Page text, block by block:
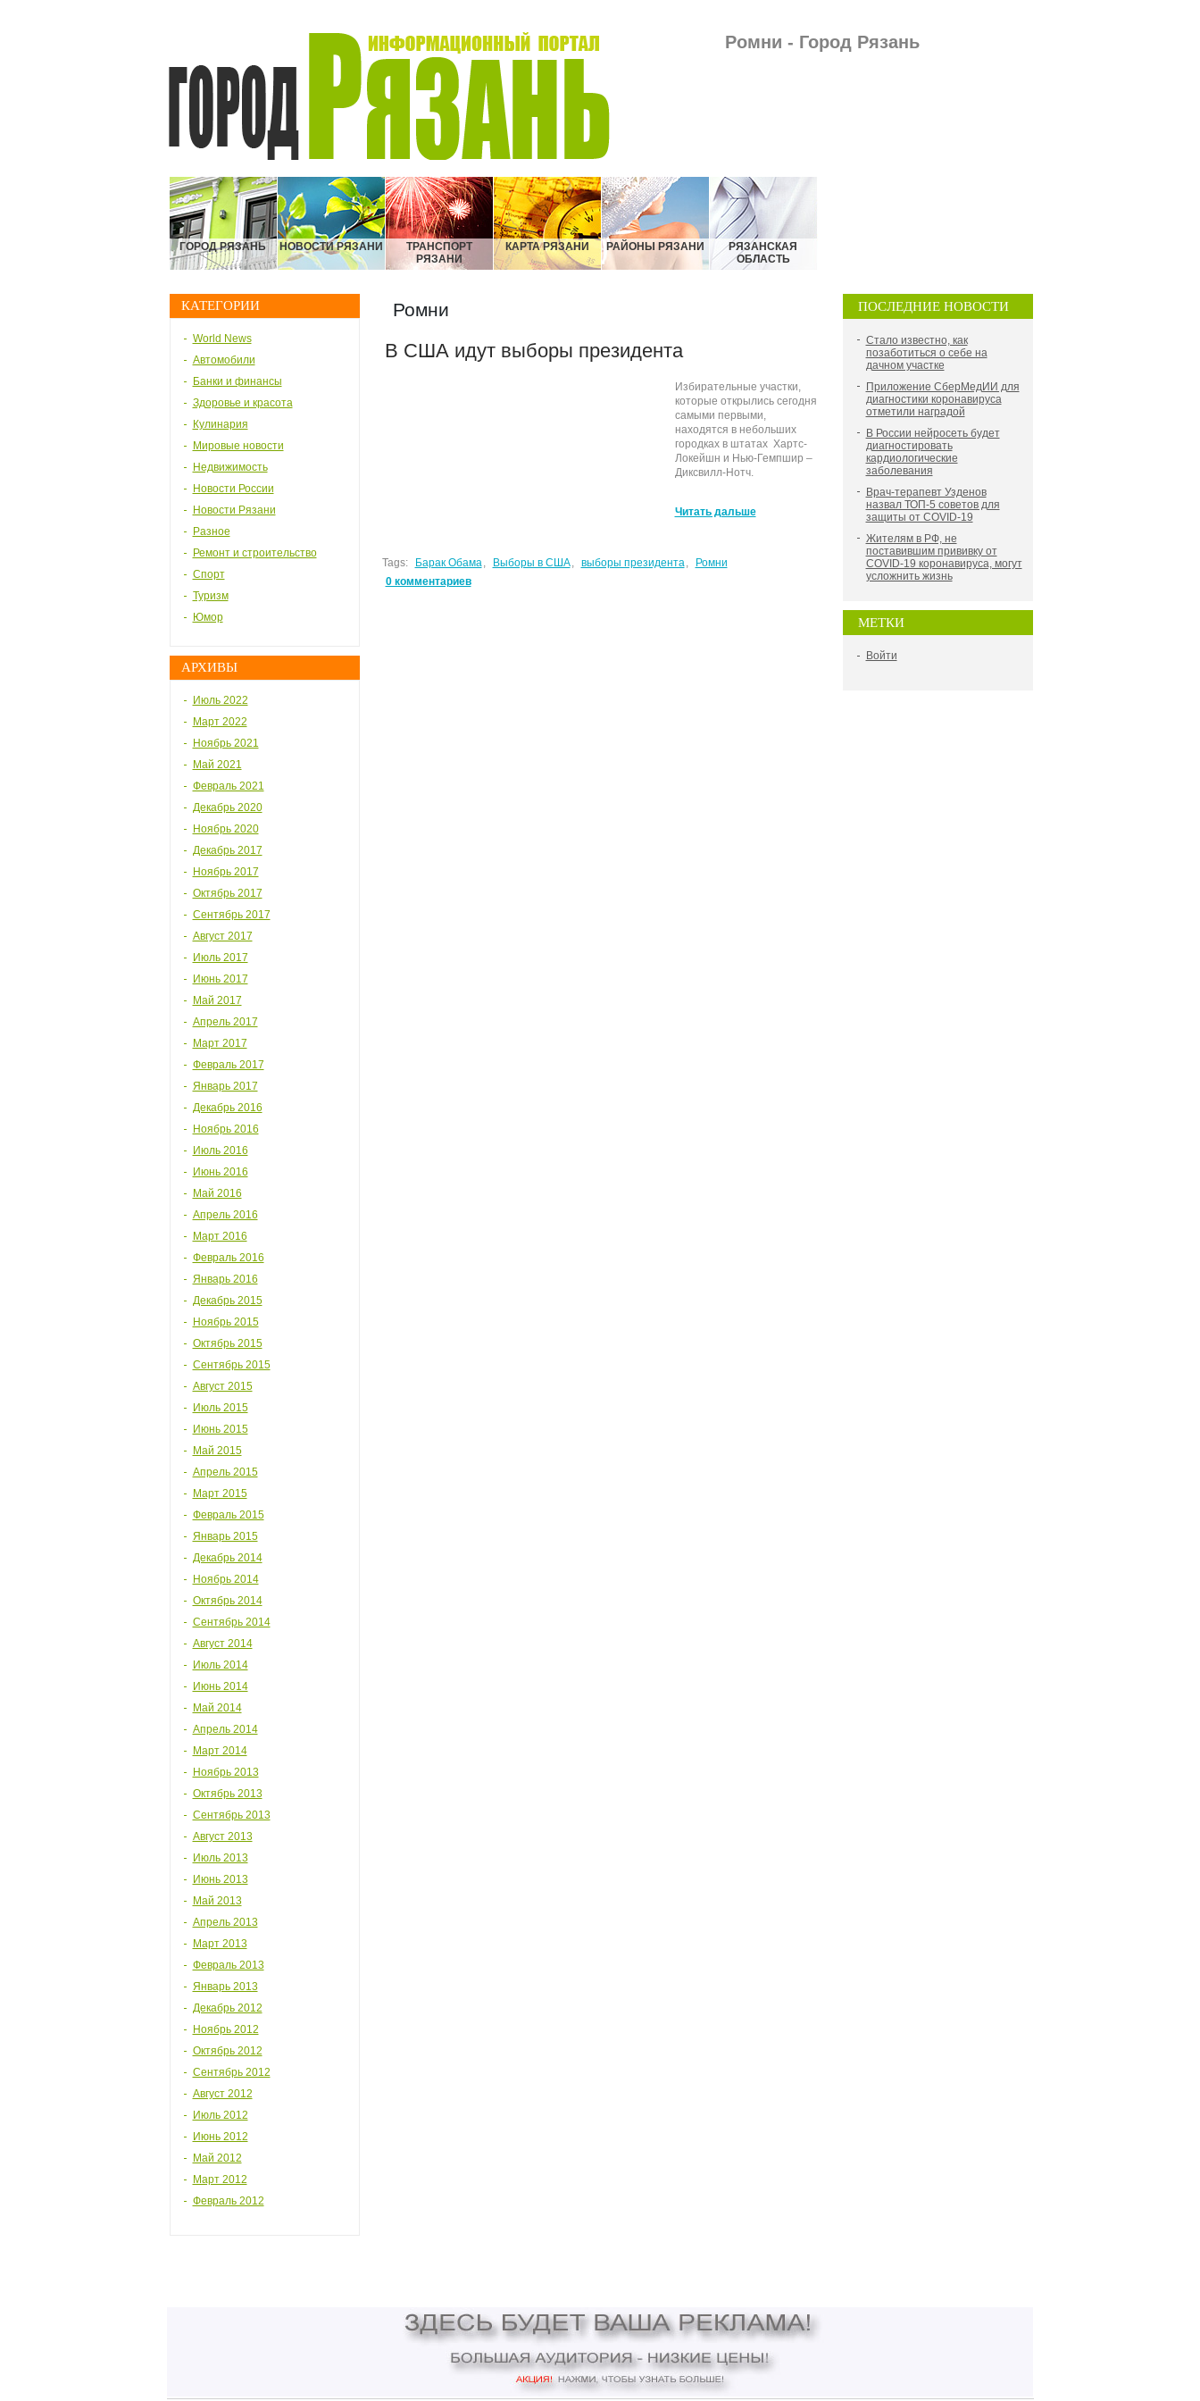
Ромни - Город Рязань
ГОРОД РЯЗАНЬ НОВОСТИ РЯЗАНИ
ТРАНСПОРТ
РЯЗАНИ
КАРТА РЯЗАНИ РАЙОНЫ РЯЗАНИ
РЯЗАНСКАЯ
ОБЛАСТЬ
КАТЕГОРИИ
World News
Автомобили
Банки и финансы
Здоровье и красота
Кулинария
Мировые новости
Недвижимость
Новости России
Новости Рязани
Разное
Ремонт и строительство
Спорт
Туризм
Юмор
АРХИВЫ
Июль 2022
Март 2022
Ноябрь 2021
Май 2021
Февраль 2021
Декабрь 2020
Ноябрь 2020
Декабрь 2017
Ноябрь 2017
Октябрь 2017
Сентябрь 2017
Август 2017
Июль 2017
Июнь 2017
Май 2017
Апрель 2017
Март 2017
Февраль 2017
Январь 2017
Декабрь 2016
Ноябрь 2016
Июль 2016
Июнь 2016
Май 2016
Апрель 2016
Март 2016
Февраль 2016
Январь 2016
Декабрь 2015
Ноябрь 2015
Октябрь 2015
Сентябрь 2015
Август 2015
Июль 2015
Июнь 2015
Май 2015
Апрель 2015
Март 2015
Февраль 2015
Январь 2015
Декабрь 2014
Ноябрь 2014
Октябрь 2014
Сентябрь 2014
Август 2014
Июль 2014
Июнь 2014
Май 2014
Апрель 2014
Март 2014
Ноябрь 2013
Октябрь 2013
Сентябрь 2013
Август 2013
Июль 2013
Июнь 2013
Май 2013
Апрель 2013
Март 2013
Февраль 2013
Январь 2013
Декабрь 2012
Ноябрь 2012
Октябрь 2012
Сентябрь 2012
Август 2012
Июль 2012
Июнь 2012
Май 2012
Март 2012
Февраль 2012
ПОСЛЕДНИЕ НОВОСТИ
Стало известно, как
позаботиться о себе на
дачном участке
Приложение СберМедИИ для
диагностики коронавируса
отметили наградой
В России нейросеть будет
диагностировать
кардиологические
заболевания
Врач-терапевт Узденов
назвал ТОП-5 советов для
защиты от COVID-19
Жителям в РФ, не
поставившим прививку от
COVID-19 коронавируса, могут
усложнить жизнь
МЕТКИ
Войти
Ромни
В США идут выборы президента
Избирательные участки,
которые открылись сегодня
самыми первыми,
находятся в небольших
городках в штатах Хартс-
Локейшн и Нью-Гемпшир –
Диксвилл-Нотч.
Читать дальше
Tags: Барак Обама, Выборы в США, выборы президента,
Ромни
0 комментариев